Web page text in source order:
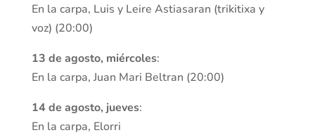
En la carpa, Luis y Leire Astiasaran (trikitixa y
voz) (20:00)
13 de agosto, miércoles:
En la carpa, Juan Mari Beltran (20:00)
14 de agosto, jueves:
En la carpa, Elorri